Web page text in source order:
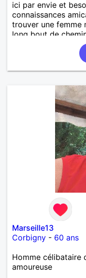
ici par envie et
connaissances
trouver une femme
long bout de
Marseille13
Corbigny - 60 ans
Homme célibataire
amoureuse